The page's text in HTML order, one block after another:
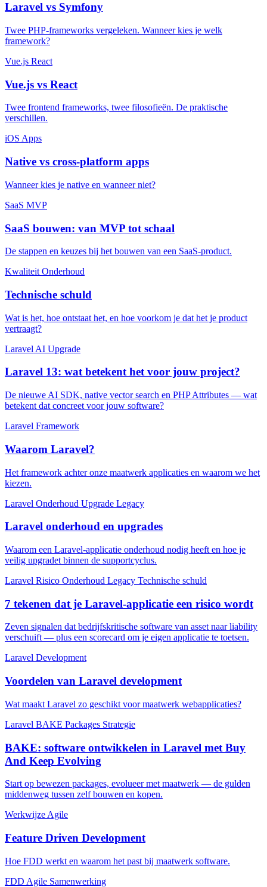
Laravel vs Symfony
Twee PHP-frameworks vergeleken. Wanneer kies je welk
framework?
Vue.js React
Vue.js vs React
Twee frontend frameworks, twee filosofieën. De praktische
verschillen.
iOS Apps
Native vs cross-platform apps
Wanneer kies je native en wanneer niet?
SaaS MVP
SaaS bouwen: van MVP tot schaal
De stappen en keuzes bij het bouwen van een SaaS-product.
Kwaliteit Onderhoud
Technische schuld
Wat is het, hoe ontstaat het, en hoe voorkom je dat het je product
vertraagt?
Laravel AI Upgrade
Laravel 13: wat betekent het voor jouw project?
De nieuwe AI SDK, native vector search en PHP Attributes — wat
betekent dat concreet voor jouw software?
Laravel Framework
Waarom Laravel?
Het framework achter onze maatwerk applicaties en waarom we het
kiezen.
Laravel Onderhoud Upgrade Legacy
Laravel onderhoud en upgrades
Waarom een Laravel-applicatie onderhoud nodig heeft en hoe je
veilig upgradet binnen de supportcyclus.
Laravel Risico Onderhoud Legacy Technische schuld
7 tekenen dat je Laravel-applicatie een risico wordt
Zeven signalen dat bedrijfskritische software van asset naar liability
verschuift — plus een scorecard om je eigen applicatie te toetsen.
Laravel Development
Voordelen van Laravel development
Wat maakt Laravel zo geschikt voor maatwerk webapplicaties?
Laravel BAKE Packages Strategie
BAKE: software ontwikkelen in Laravel met Buy
And Keep Evolving
Start op bewezen packages, evolueer met maatwerk — de gulden
middenweg tussen zelf bouwen en kopen.
Werkwijze Agile
Feature Driven Development
Hoe FDD werkt en waarom het past bij maatwerk software.
FDD Agile Samenwerking